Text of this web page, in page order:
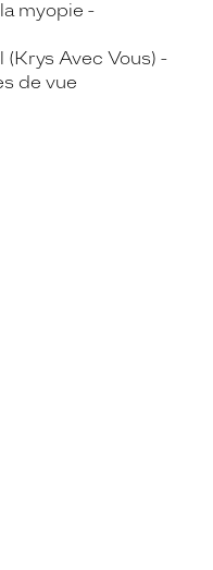
myopie
(Krys Avec Vous)
de vue